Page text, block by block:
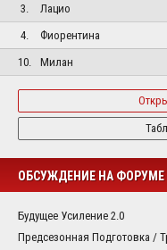
3.
Лацио
4.
Фиорентина
10.
Милан
ОБСУЖДЕНИЕ НА ФОРУМЕ
Будущее Усиление 2.0
Предсезонная Подготовка /